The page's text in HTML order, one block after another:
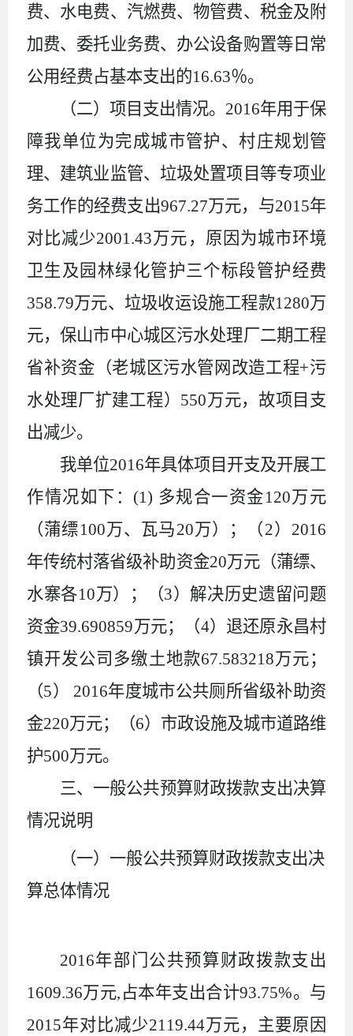
费、水电费、汽燃费、物管费、税金及附
加费、委托业务费、办公设备购置等日常
公用经费占基本支出的16.63％。
（二）项目支出情况。 2016年用于保
障我单位为完成城市管护、村庄规划管
理、建筑业监管、垃圾处置项目等专项业
务工作的经费支出967.27万元，与2015年
对比减少2001.43万元，原因为城市环境
卫生及园林绿化管护三个标段管护经费
358.79万元、垃圾收运设施工程款1280万
元，保山市中心城区污水处理厂二期工程
省补资金（老城区污水管网改造工程+污
水处理厂扩建工程） 550万元，故项目支
出减少。
我单位2016年具体项目开支及开展工
作情况如下： (1) 多规合一资金120万元
（蒲缥100万、瓦马20万）；（ 2） 2016
年传统村落省级补助资金20万元（蒲缥、
水寨各10万）；（3）解决历史遗留问题
资金39.690859万元；（4）退还原永昌村
镇开发公司多缴土地款67.583218万元；
（5） 2016年度城市公共厕所省级补助资
金220万元；（6）市政设施及城市道路维
护500万元。
三、一般公共预算财政拨款支出决算
情况说明
（一）一般公共预算财政拨款支出决
算总体情况
2016年部门公共预算财政拨款支出
1609.36万元, 占本年支出合计93.75%。与
2015年对比减少2119.44万元，主要原因